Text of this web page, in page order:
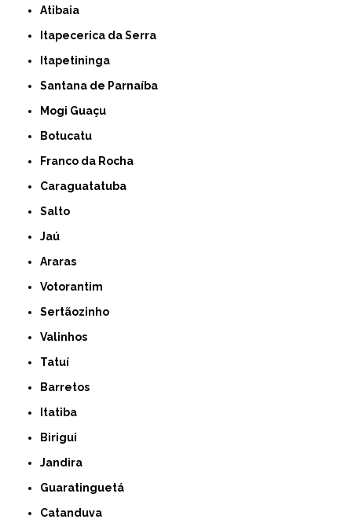
Atibaia
Itapecerica da Serra
Itapetininga
Santana de Parnaíba
Mogi Guaçu
Botucatu
Franco da Rocha
Caraguatatuba
Salto
Jaú
Araras
Votorantim
Sertãozinho
Valinhos
Tatuí
Barretos
Itatiba
Birigui
Jandira
Guaratinguetá
Catanduva